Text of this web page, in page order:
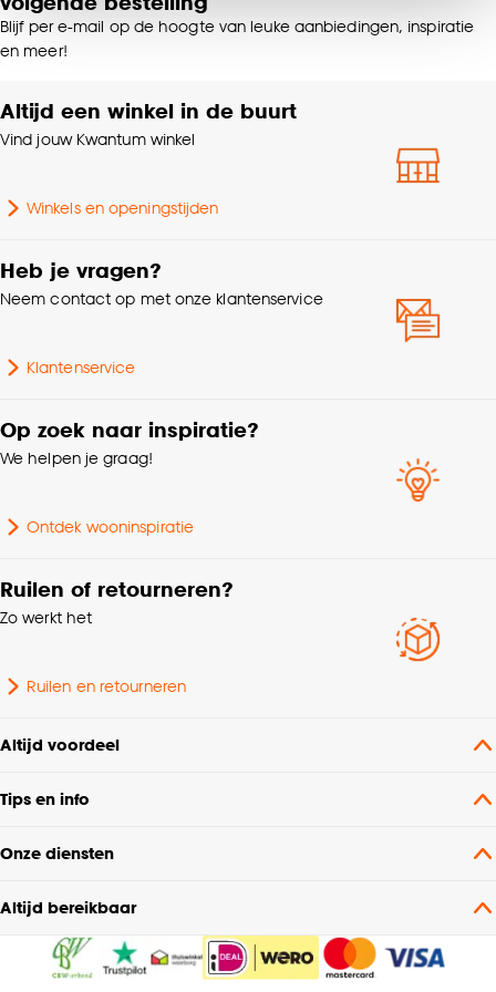
van alle cookies, of klik op ‘weigeren’ om alleen de
noodzakelijke cookies te accepteren. Je kunt er ook
voor kiezen om bepaalde cookies wel of niet te
klikken.
Goed om te weten is dat je deze keuze altijd nog
cookieverklaring.
Blijf per e-mail op de hoogte van leuke aanbiedingen, inspiratie
en meer!
Altijd een winkel in de buurt
Vind jouw Kwantum winkel
Winkels en openingstijden
Heb je vragen?
Neem contact op met onze klantenservice
Klantenservice
Op zoek naar inspiratie?
We helpen je graag!
Ontdek wooninspiratie
Ruilen of retourneren?
Zo werkt het
Ruilen en retourneren
Altijd voordeel
Tips en info
Onze diensten
Altijd bereikbaar